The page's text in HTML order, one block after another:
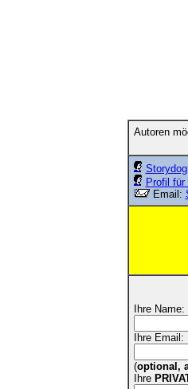
Autoren
Storydog
Profil für
Email:
Ihre Name:
Ihre Email:
(optional,
Ihre